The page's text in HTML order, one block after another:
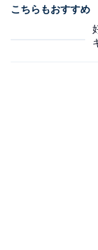
こちらもおすすめ